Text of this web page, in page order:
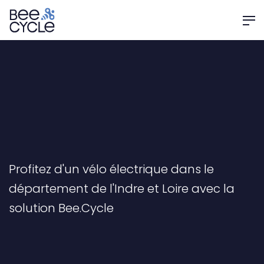
Profitez d'un vélo électrique dans le
département de l'Indre et Loire avec la
solution Bee.Cycle